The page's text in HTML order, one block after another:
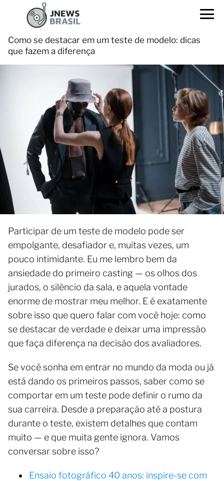
Como se destacar em um teste de modelo: dicas
que fazem a diferença
Participar de um teste de modelo pode ser
empolgante, desafiador e, muitas vezes, um
pouco intimidante. Eu me lembro bem da
ansiedade do primeiro casting — os olhos dos
jurados, o silêncio da sala, e aquela vontade
enorme de mostrar meu melhor. E é exatamente
sobre isso que quero falar com você hoje: como
se destacar de verdade e deixar uma impressão
que faça diferença na decisão dos avaliadores.
Se você sonha em entrar no mundo da moda ou já
está dando os primeiros passos, saber como se
comportar em um teste pode definir o rumo da
sua carreira. Desde a preparação até a postura
durante o teste, existem detalhes que contam
muito — e que muita gente ignora. Vamos
conversar sobre isso?
Ensaio fotográfico 40 anos: inspire-se com